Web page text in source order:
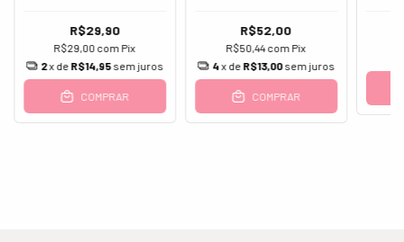
R$29,90
R$29,00 com Pix
2x de R$14,95 sem juros
COMPRAR
R$52,00
R$50,44com Pix
4x de R$13,00sem juros
COMPRAR